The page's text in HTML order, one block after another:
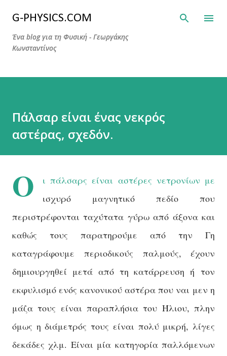
Μετάβαση στο κύριο περιεχόμενο
G-PHYSICS.COM
Ένα blog για τη Φυσική - Γεωργάκης
Κωνσταντίνος
Πάλσαρ είναι ένας νεκρός
αστέρας, σχεδόν.
Ο ι πάλσαρς είναι αστέρες νετρονίων με
ισχυρό μαγνητικό πεδίο που
περιστρέφονται ταχύτατα γύρω από άξονα και
καθώς τους παρατηρούμε από την Γη
καταγράφουμε περιοδικούς παλμούς, έχουν
δημιουργηθεί μετά από τη κατάρρευση ή τον
εκφυλισμό ενός κανονικού αστέρα που ναι μεν η
μάζα τους είναι παραπλήσια του Ήλιου, πλην
όμως η διάμετρός τους είναι πολύ μικρή, λίγες
δεκάδες χλμ. Είναι μία κατηγορία παλλόμενων